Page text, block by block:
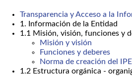
Transparencia y Acceso a la
1. Información de la Entidad
1.1 Misión, visión, funciones y
Misión y visión
Funciones y deberes
Norma de creación del
1.2 Estructura orgánica -